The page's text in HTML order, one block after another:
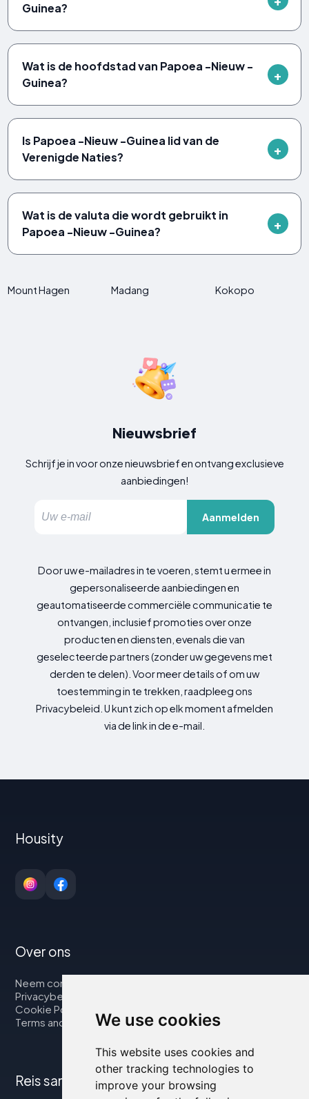
We use cookies
This website uses cookies and
other tracking technologies to
improve your browsing
Guinea?
Wat is de hoofdstad van Papoea -Nieuw -
Guinea?
Is Papoea -Nieuw -Guinea lid van de
Verenigde Naties?
Wat is de valuta die wordt gebruikt in
Papoea -Nieuw -Guinea?
Mount Hagen Madang Kokopo
Nieuwsbrief
Schrijf je in voor onze nieuwsbrief en ontvang exclusieve
aanbiedingen!
Aanmelden
Door uw e-mailadres in te voeren, stemt u ermee in
gepersonaliseerde aanbiedingen en
geautomatiseerde commerciële communicatie te
ontvangen, inclusief promoties over onze
producten en diensten, evenals die van
geselecteerde partners (zonder uw gegevens met
derden te delen). Voor meer details of om uw
toestemming in te trekken, raadpleeg ons
Privacybeleid. U kunt zich op elk moment afmelden
via de link in de e-mail.
Housity
Over ons
Neem contact op met
Privacybeleid
Cookie Policy
Terms and Conditions
Reis samen met ons